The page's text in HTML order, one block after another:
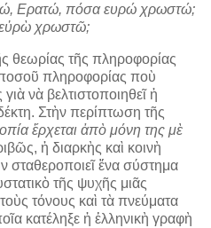
Ερατώ, πόσα ευρώ χρωστώ;
χρωστῶ;
θεωρίας τῆς πληροφορίας
ποσοῦ πληροφορίας ποὺ
νὰ βελτιστοποιηθεῖ ἡ
Στὴν περίπτωση τῆς
ἔρχεται ἀπὸ μόνη της μὲ
ἡ διαρκὴς καὶ κοινὴ
ἕνα σύστημα
τῆς ψυχῆς μιᾶς
τόνους καὶ τὰ πνεύματα
κατέληξε ἡ ἑλληνικὴ γραφὴ